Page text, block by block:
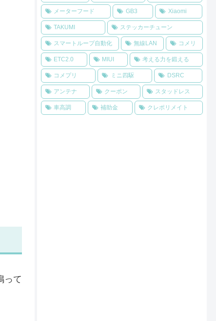
って
メーターフード GB3 Xiaomi
TAKUMI ステッカーチューン
スマートループ自動化 無線LAN コメリ
ETC2.0 MIUI 考える力を鍛える
コメプリ ミニ四駆 DSRC
アンテナ クーポン スタッドレス
車高調 補助金 クレポリメイト